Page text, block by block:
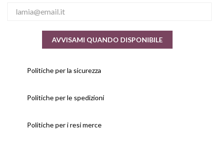
AVVISAMI QUANDO DISPONIBILE
Politiche per la sicurezza
Politiche per le spedizioni
Politiche per i resi merce